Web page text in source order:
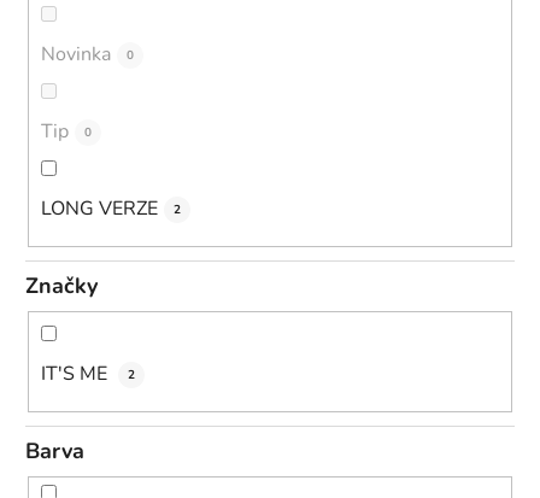
Novinka 0
Tip 0
LONG VERZE 2
Značky
IT'S ME 2
Barva